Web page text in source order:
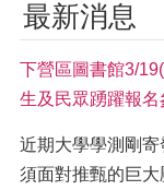
最新消息
下營區圖書館3/
生及民眾踴躍報名
近期大學學測剛
須面對推甄的巨